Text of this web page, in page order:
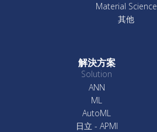
Material Science
其他
解決方案
Solution
ANN
ML
AutoML
日立 - APMI